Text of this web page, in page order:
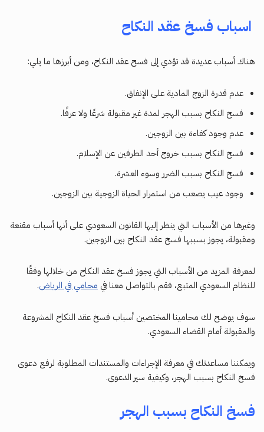
اسباب فسخ عقد النكاح
هناك أسباب عديدة قد تؤدي إلى فسح عقد النكاح، ومن أبرزها ما يلي:
عدم قدرة الزوج المادية على الإنفاق.
فسخ النكاح بسبب الهجر لمدة غير مقبولة شرعًا ولا عرفًا.
عدم وجود كفاءة بين الزوجين.
فسخ النكاح بسبب خروج أحد الطرفين عن الإسلام.
فسخ النكاح بسبب الضرر وسوء العشرة.
وجود عيب يصعب من استمرار الحياة الزوجية بين الزوجين.
وغيرها من الأسباب التي ينظر إليها القانون السعودي على أنها أسباب مقنعة
ومقبولة، يجوز بسببها فسخ عقد النكاح بين الزوجين.
لمعرفة المزيد من الأسباب التي يجوز فسخ عقد النكاح من خلالها وفقًا
للنظام السعودي المتبع، فقم بالتواصل معنا في محامي في الرياض.
سوف يوضح لك محامينا المختصين أسباب فسخ عقد النكاح المشروعة
والمقبولة أمام القضاء السعودي.
ويمكننا مساعدتك في معرفة الإجراءات والمستندات المطلوبة لرفع دعوى
فسخ النكاح بسبب الهجر، وكيفية سير الدعوى.
فسخ النكاح بسبب الهجر